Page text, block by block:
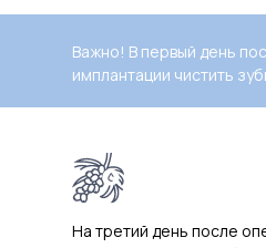
На третий день после
Важно! В первый день
имплантации чистить